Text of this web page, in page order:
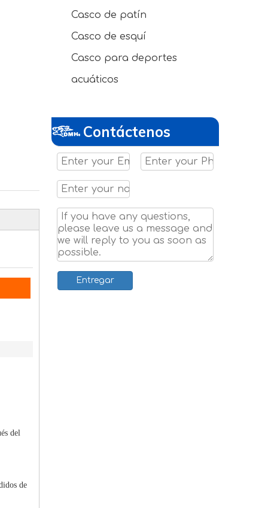
del
de
Casco de patín
Casco de esquí
Casco para deportes
acuáticos
Contáctenos
Entregar